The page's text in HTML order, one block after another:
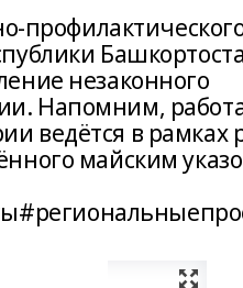
незаконного
Напомним,
ведётся в рамках
майским